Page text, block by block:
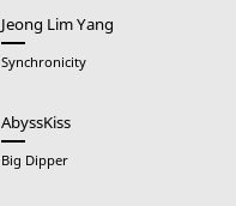
Jeong Lim Yang
Synchronicity
AbyssKiss
Big Dipper